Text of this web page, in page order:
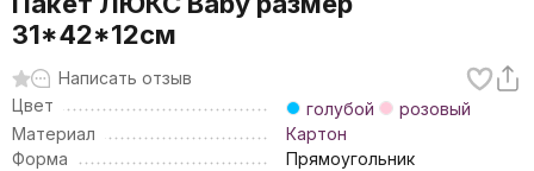
31*42*12см
Написать отзыв
Цвет
голубой
розовый
Материал
Картон
Форма
Прямоугольник